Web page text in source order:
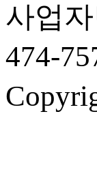
사업
474-